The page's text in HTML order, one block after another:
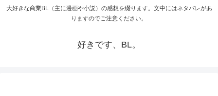
大好きな商業BL（主に漫画や小説）の感想を綴ります。文中にはネタバレがあ
りますのでご注意ください。
好きです、BL。